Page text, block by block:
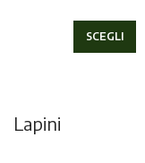
SCEGLI
Lapini